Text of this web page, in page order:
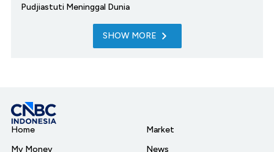
Pudjiastuti Meninggal Dunia
SHOW MORE
Home
My Money
Market
News